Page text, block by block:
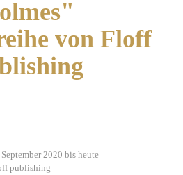
von Floff
September 2020 bis heute
publishing